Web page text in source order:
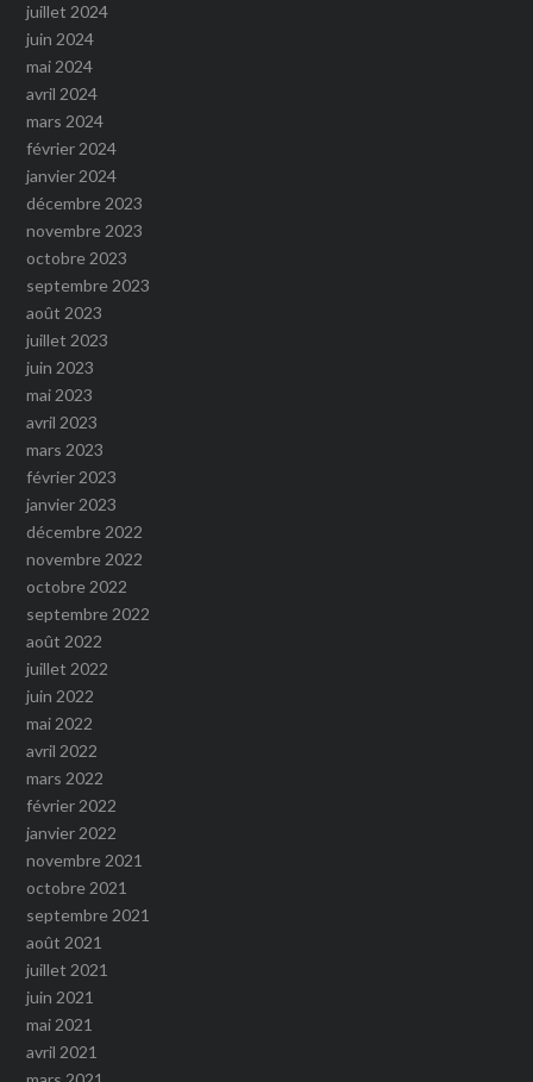
juillet 2024
juin 2024
mai 2024
avril 2024
mars 2024
février 2024
janvier 2024
décembre 2023
novembre 2023
octobre 2023
septembre 2023
août 2023
juillet 2023
juin 2023
mai 2023
avril 2023
mars 2023
février 2023
janvier 2023
décembre 2022
novembre 2022
octobre 2022
septembre 2022
août 2022
juillet 2022
juin 2022
mai 2022
avril 2022
mars 2022
février 2022
janvier 2022
novembre 2021
octobre 2021
septembre 2021
août 2021
juillet 2021
juin 2021
mai 2021
avril 2021